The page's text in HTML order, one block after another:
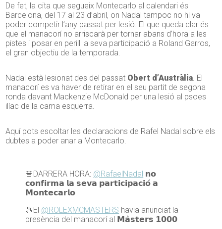
De fet, la cita que segueix Montecarlo al calendari és
Barcelona, del 17 al 23 d’abril, on Nadal tampoc no hi va
poder competir l’any passat per lesió. El que queda clar és
que el manacorí no arriscarà per tornar abans d’hora a les
pistes i posar en perill la seva participació a Roland Garros,
el gran objectiu de la temporada.
Nadal està lesionat des del passat Obert d’Austràlia . El
manacorí es va haver de retirar en el seu partit de segona
ronda davant Mackenzie McDonald per una lesió al psoes
ilíac de la cama esquerra.
Aquí pots escoltar les declaracions de Rafel Nadal sobre els
dubtes a poder anar a Montecarlo.
🚨DARRERA HORA: @RafaelNadal 𝗻𝗼
𝗰𝗼𝗻𝗳𝗶𝗿𝗺𝗮 𝗹𝗮 𝘀𝗲𝘃𝗮 𝗽𝗮𝗿𝘁𝗶𝗰𝗶𝗽𝗮𝗰𝗶𝗼́ 𝗮
𝗠𝗼𝗻𝘁𝗲𝗰𝗮𝗿𝗹𝗼
🎾El @ROLEXMCMASTERS havia anunciat la
presència del manacorí al 𝗠𝗮̀𝘀𝘁𝗲𝗿𝘀 𝟭𝟬𝟬𝟬